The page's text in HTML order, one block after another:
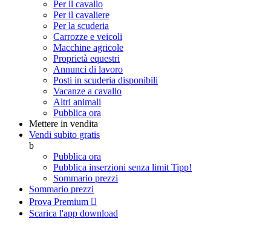
Per il cavallo
Per il cavaliere
Per la scuderia
Carrozze e veicoli
Macchine agricole
Proprietà equestri
Annunci di lavoro
Posti in scuderia disponibili
Vacanze a cavallo
Altri animali
Pubblica ora
Mettere in vendita
Vendi subito gratis
b
Pubblica ora
Pubblica inserzioni senza limit Tipp!
Sommario prezzi
Sommario prezzi
Prova Premium 
Scarica l'app download